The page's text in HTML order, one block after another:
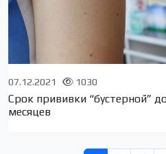
07.12.2021 1030
Cрок прививки “бустерной”
месяцев